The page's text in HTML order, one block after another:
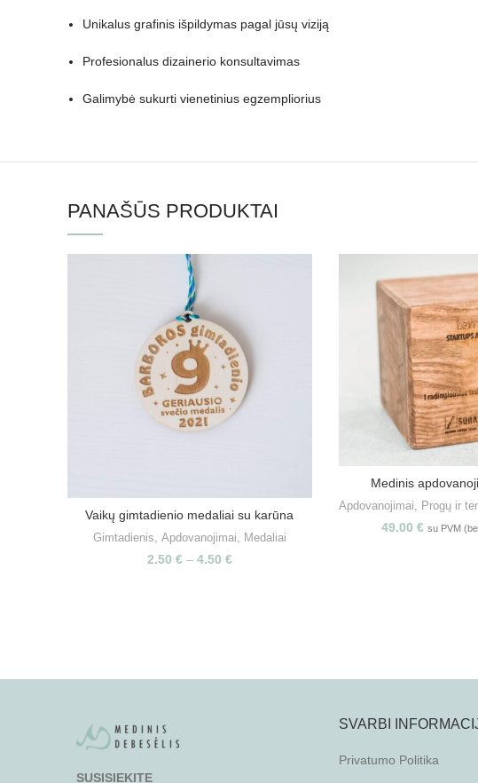
Unikalus grafinis išpildymas pagal jūsų viziją
Profesionalus dizainerio konsultavimas
Galimybė sukurti vienetinius egzempliorius
PANAŠŪS PRODUKTAI
PASIRINKITE SAVYBES
Vaikų gimtadienio medaliai su karūna
Gimtadienis, Apdovanojimai, Medaliai
2.50 €– 4.50 €
PASIRINKITE
Medinis
Apdovanojimai Progų ir
49.00€ su PVM
SUSISIEKITE
SVARBI
Privatumo Politika